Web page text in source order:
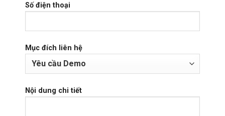
Số điện thoại
Mục đích liên hệ
Nội dung chi tiết